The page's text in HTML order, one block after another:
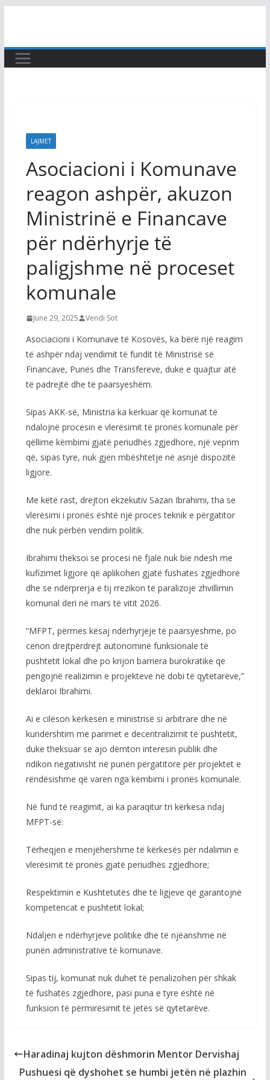
content
LAJMET
Asociacioni i Komunave
reagon ashpër, akuzon
Ministrinë e Financave
për ndërhyrje të
paligjshme në proceset
komunale
June 29, 2025 Vendi Sot
Asociacioni i Komunave të Kosovës, ka bërë një reagim
të ashpër ndaj vendimit të fundit të Ministrisë së
Financave, Punës dhe Transfereve, duke e quajtur atë
të padrejtë dhe të paarsyeshëm.
Sipas AKK-së, Ministria ka kërkuar që komunat të
ndalojnë procesin e vlerësimit të pronës komunale për
qëllime këmbimi gjatë periudhës zgjedhore, një veprim
që, sipas tyre, nuk gjen mbështetje në asnjë dispozitë
ligjore.
Me këtë rast, drejtori ekzekutiv Sazan Ibrahimi, tha se
vlerësimi i pronës është një proces teknik e përgatitor
dhe nuk përbën vendim politik.
Ibrahimi theksoi se procesi në fjalë nuk bie ndesh me
kufizimet ligjore që aplikohen gjatë fushatës zgjedhore
dhe se ndërprerja e tij rrezikon të paralizojë zhvillimin
komunal deri në mars të vitit 2026.
“MFPT, përmes kësaj ndërhyrjeje të paarsyeshme, po
cenon drejtpërdrejt autonominë funksionale të
pushtetit lokal dhe po krijon barriera burokratike që
pengojnë realizimin e projekteve në dobi të qytetarëve,”
deklaroi Ibrahimi.
Ai e cilëson kërkesën e ministrisë si arbitrare dhe në
kundërshtim me parimet e decentralizimit të pushtetit,
duke theksuar se ajo dëmton interesin publik dhe
ndikon negativisht në punën përgatitore për projektet e
rëndësishme që varen nga këmbimi i pronës komunale.
Në fund të reagimit, ai ka paraqitur tri kërkesa ndaj
MFPT-së:
Tërheqjen e menjëhershme të kërkesës për ndalimin e
vlerësimit të pronës gjatë periudhës zgjedhore;
Respektimin e Kushtetutës dhe të ligjeve që garantojnë
kompetencat e pushtetit lokal;
Ndaljen e ndërhyrjeve politike dhe të njëanshme në
punën administrative të komunave.
Sipas tij, komunat nuk duhet të penalizohen për shkak
të fushatës zgjedhore, pasi puna e tyre është në
funksion të përmirësimit të jetës së qytetarëve.
Haradinaj kujton dëshmorin Mentor Dervishaj
Pushuesi që dyshohet se humbi jetën në plazhin